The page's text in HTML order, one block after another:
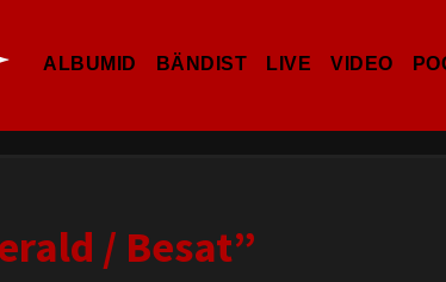
ALBUMID BÄNDIST LIVE VIDEO
/ Besat”